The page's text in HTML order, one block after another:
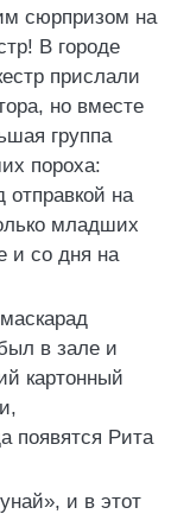
сюрпризом на
В городе
прислали
но вместе
группа
пороха:
отправкой на
младших
и со дня на
в зале и
картонный
появятся Рита
и в этот